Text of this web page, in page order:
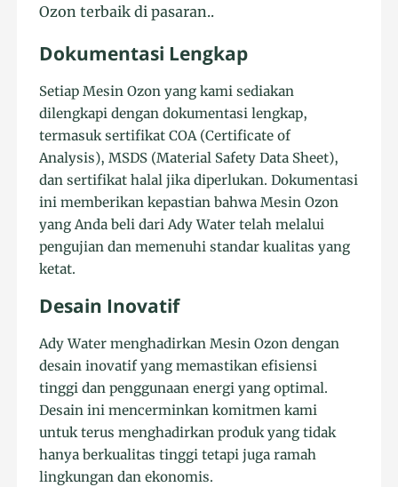
Ozon terbaik di pasaran..
Dokumentasi Lengkap
Setiap Mesin Ozon yang kami sediakan
dilengkapi dengan dokumentasi lengkap,
termasuk sertifikat COA (Certificate of
Analysis), MSDS (Material Safety Data Sheet),
dan sertifikat halal jika diperlukan. Dokumentasi
ini memberikan kepastian bahwa Mesin Ozon
yang Anda beli dari Ady Water telah melalui
pengujian dan memenuhi standar kualitas yang
ketat.
Desain Inovatif
Ady Water menghadirkan Mesin Ozon dengan
desain inovatif yang memastikan efisiensi
tinggi dan penggunaan energi yang optimal.
Desain ini mencerminkan komitmen kami
untuk terus menghadirkan produk yang tidak
hanya berkualitas tinggi tetapi juga ramah
lingkungan dan ekonomis.